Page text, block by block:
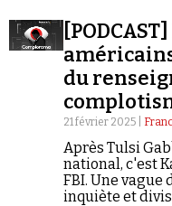
du
21 février 2025 |
Après Tulsi
national, c'est
FBI. Une
inquiète et